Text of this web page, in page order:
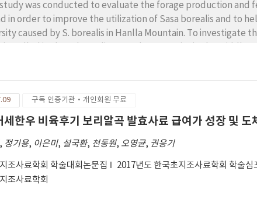
was conducted to evaluate the forage production and
in order to improve the utilization of Sasa borealis and to
caused by S. borealis in Hanlla Mountain. To
S. borealis in quadrats was cut at a fixed time of each
fiber digestibility(IVNDFD) and in vitro acid detergent
Forage production of S. borealis showed
efficient to feed black goats with good fiber
good digestibility.
구독 인증기관·개인회원 무료
세한우 비육후기 보리알곡 발효사료 급여가 성장 및 도
, 정기용, 이은미, 설국환, 천동원, 오영균, 권응기
조사료학회 학술대회논문집 2017년도 한국초지조사료학회 학술심
조사료학회